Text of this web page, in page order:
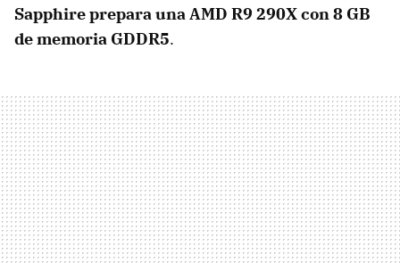
Sapphire prepara una AMD R9 290X con 8 GB
de memoria GDDR5.